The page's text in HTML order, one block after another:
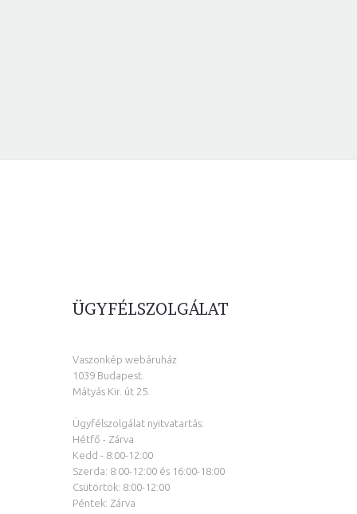
ÜGYFÉLSZOLGÁLAT
Vaszonkép webáruház
1039 Budapest.
Mátyás Kir. út 25.
Ügyfélszolgálat nyitvatartás:
Hétfő - Zárva
Kedd - 8:00-12:00
Szerda: 8:00-12:00 és 16:00-18:00
Csütörtök: 8:00-12:00
Péntek: Zárva